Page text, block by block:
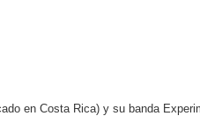
en Costa Rica) y su banda